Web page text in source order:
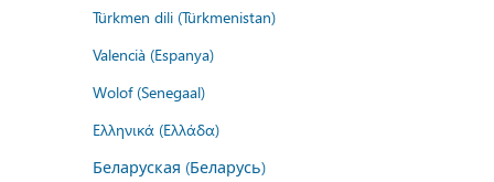
Türkmen dili (Türkmenistan)
Valencià (Espanya)
Wolof (Senegaal)
Ελληνικά (Ελλάδα)
Беларуская (Беларусь)